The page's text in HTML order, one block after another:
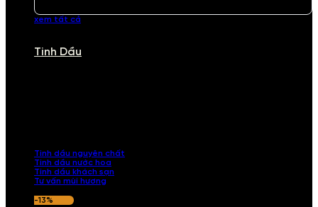
xem tất cả
Tinh Dầu
Tinh dầu nguyên chất
Tinh dầu nước hoa
Tinh dầu khách sạn
Tư vấn mùi hương
-13%